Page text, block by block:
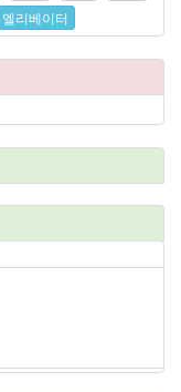
엘리베이터